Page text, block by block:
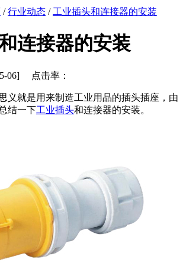
/行业动态 / 工业插头和连接器的安装
连接器的安装
06] 点击率：
义就是用来制造工业用品的插头插座，由
结一下工业插头和连接器的安装。